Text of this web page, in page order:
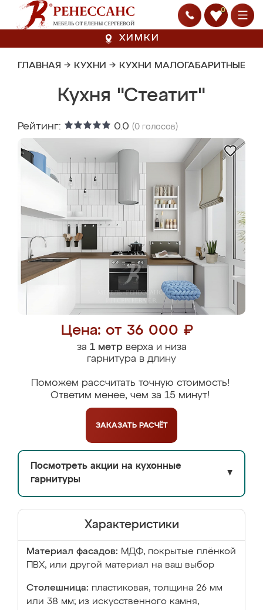
0
ХИМКИ
ГЛАВНАЯ → КУХНИ → КУХНИ МАЛОГАБАРИТНЫЕ
Кухня "Стеатит"
Рейтинг: 0.0 (0 голосов)
Цена: от 36 000 ₽
за 1 метрверха и низа
гарнитура в длину
Поможем рассчитать точную стоимость!
Ответим менее, чем за 15 минут!
ЗАКАЗАТЬ РАСЧЁТ
Посмотреть акции на кухонные
гарнитуры
▼
Характеристики
Материал фасадов: МДФ, покрытые плёнкой
ПВХ, или другой материал на ваш выбор
Столешница: пластиковая, толщина 26 мм
или 38 мм; из искусственного камня,